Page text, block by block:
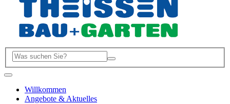
Willkommen
Angebote & Aktuelles